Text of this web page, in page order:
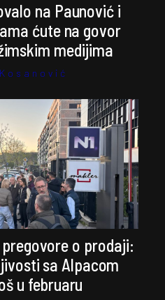
na Paunović i
ćute na govor
medijima
o prodaji:
sa Alpacom
u februaru